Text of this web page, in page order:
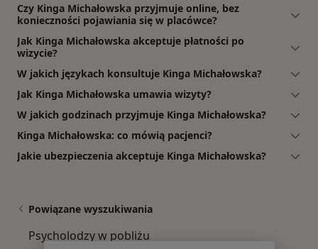
Czy Kinga Michałowska przyjmuje online, bez
konieczności pojawiania się w placówce?
Jak Kinga Michałowska akceptuje płatności po
wizycie?
W jakich językach konsultuje Kinga Michałowska?
Jak Kinga Michałowska umawia wizyty?
W jakich godzinach przyjmuje Kinga Michałowska?
Kinga Michałowska: co mówią pacjenci?
Jakie ubezpieczenia akceptuje Kinga Michałowska?
Powiązane wyszukiwania
Psycholodzy w pobliżu